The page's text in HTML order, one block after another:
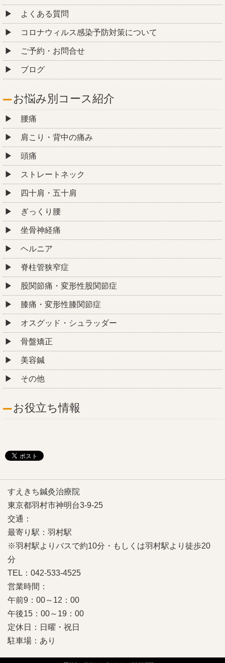
よくある質問
コロナウィルス感染予防対策について
ご予約・お問合せ
ブログ
お悩み別コース紹介
腰痛
肩こり・背中の痛み
頭痛
ストレートネック
四十肩・五十肩
ぎっくり腰
坐骨神経痛
ヘルニア
脊柱管狭窄症
股関節痛・変形性股関節症
膝痛・変形性膝関節症
オスグッド・シュラッダー
骨盤矯正
美容鍼
その他
お役立ち情報
すえきち鍼灸治療院
東京都羽村市神明台3-9-25
交通：
最寄り駅：羽村駅
※羽村駅よりバスで約10分・もしくは羽村駅より徒歩20
分
TEL：042-533-4525
営業時間：
午前9：00～12：00
午後15：00～19：00
定休日：日曜・祝日
駐車場：あり